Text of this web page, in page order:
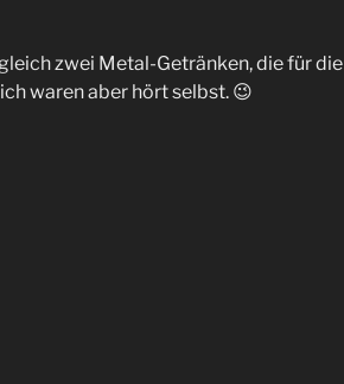
zwei Metal-Getränken, die für die
waren aber hört selbst. 😉